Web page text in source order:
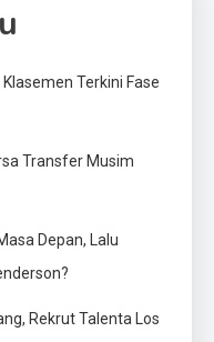
Terkini Fase
Transfer Musim
Depan, Lalu
Rekrut Talenta Los